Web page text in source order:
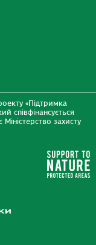
«Підтримка
співфінансується
захисту